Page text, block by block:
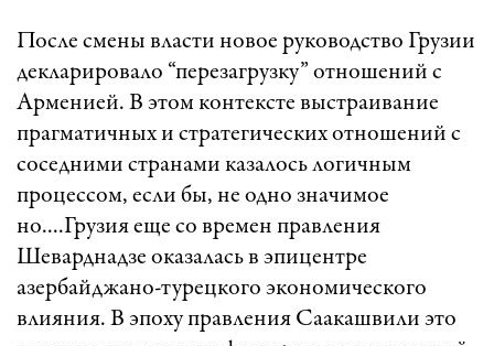
После смены власти новое руководство Грузии
декларировало “перезагрузку” отношений с
Арменией. В этом контексте выстраивание
прагматичных и стратегических отношений с
соседними странами казалось логичным
процессом, если бы, не одно значимое
но....Грузия еще со времен правления
Шеварднадзе оказалась в эпицентре
азербайджано-турецкого экономического
влияния. В эпоху правления Саакашвили это